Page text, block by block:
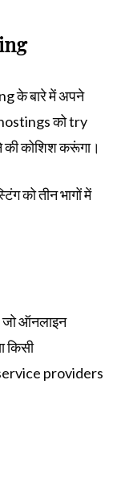
के बारे में अपने
को try
की कोशिश करूंगा।
को तीन भागों में
जो ऑनलाइन
किसी
providers